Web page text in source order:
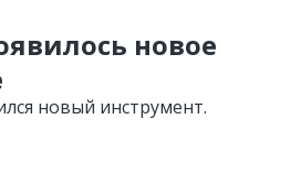
новое
новый инструмент.